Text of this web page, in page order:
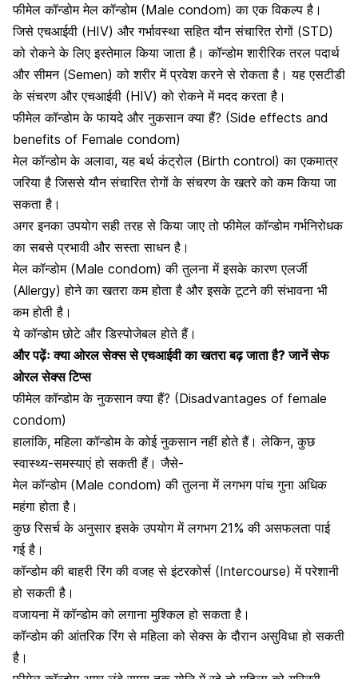
फीमेल कॉन्डोम मेल कॉन्डोम (Male condom) का एक विकल्प है।
जिसेएचआईवी (HIV) और गर्भावस्था सहित यौन संचारित रोगों (STD)
को रोकने के लिए इस्तेमाल किया जाता है। कॉन्डोम शारीरिक तरल पदार्थ
और सीमन (Semen) को शरीर में प्रवेश करने से रोकता है। यह एसटीडी
के संचरण और एचआईवी (HIV) को रोकने में मदद करता है।
फीमेल कॉन्डोम के फायदे और नुकसान क्या हैं? (Side effects and
benefits of Female condom)
मेल कॉन्डोम के अलावा, यहबर्थ कंट्रोल (Birth control) का एकमात्र
जरिया है जिससे यौन संचारित रोगों के संचरण के खतरे को कम किया जा
सकता है।
अगर इनका उपयोग सही तरह से किया जाए तो फीमेल कॉन्डोम गर्भनिरोधक
का सबसे प्रभावी और सस्ता साधन है।
मेल कॉन्डोम (Male condom) की तुलना में इसके कारण एलर्जी
(Allergy) होने का खतरा कम होता है और इसके टूटने की संभावना भी
कम होती है।
ये कॉन्डोम छोटे और डिस्पोजेबल होते हैं।
और पढ़ेंः क्या ओरल सेक्स से एचआईवी का खतरा बढ़ जाता है? जानें सेफ
ओरल सेक्स टिप्स
फीमेल कॉन्डोम के नुकसान क्या हैं? (Disadvantages of female
condom)
हालांकि, महिला कॉन्डोम के कोई नुकसान नहीं होते हैं। लेकिन, कुछ
स्वास्थ्य-समस्याएं हो सकती हैं। जैसे-
मेल कॉन्डोम (Male condom) की तुलना में लगभग पांच गुना अधिक
महंगा होता है।
कुछ रिसर्च के अनुसार इसके उपयोग में लगभग 21% की असफलता पाई
गई है।
कॉन्डोम की बाहरी रिंग की वजह से इंटरकोर्स (Intercourse) में परेशानी
हो सकती है।
वजायना में कॉन्डोम को लगाना मुश्किल हो सकता है।
कॉन्डोम की आंतरिक रिंग से महिला को सेक्स के दौरान असुविधा हो सकती
है।